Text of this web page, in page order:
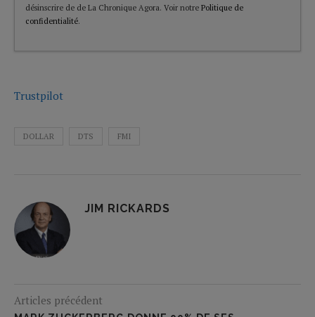
désinscrire de de La Chronique Agora. Voir notre Politique de
confidentialité.
Trustpilot
DOLLAR DTS FMI
JIM RICKARDS
Articles précédent